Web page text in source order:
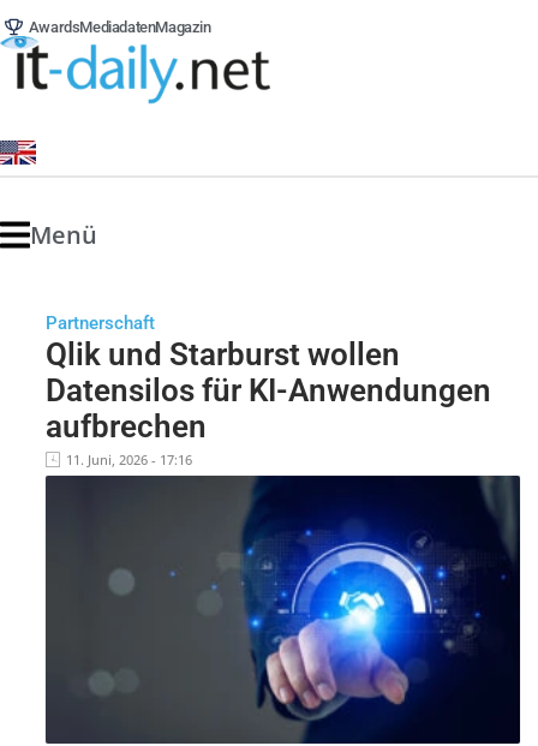
AwardsMediadatenMagazin
Menü
Partnerschaft
Qlik und Starburst wollen
Datensilos für KI-Anwendungen
aufbrechen
11. Juni, 2026 - 17:16